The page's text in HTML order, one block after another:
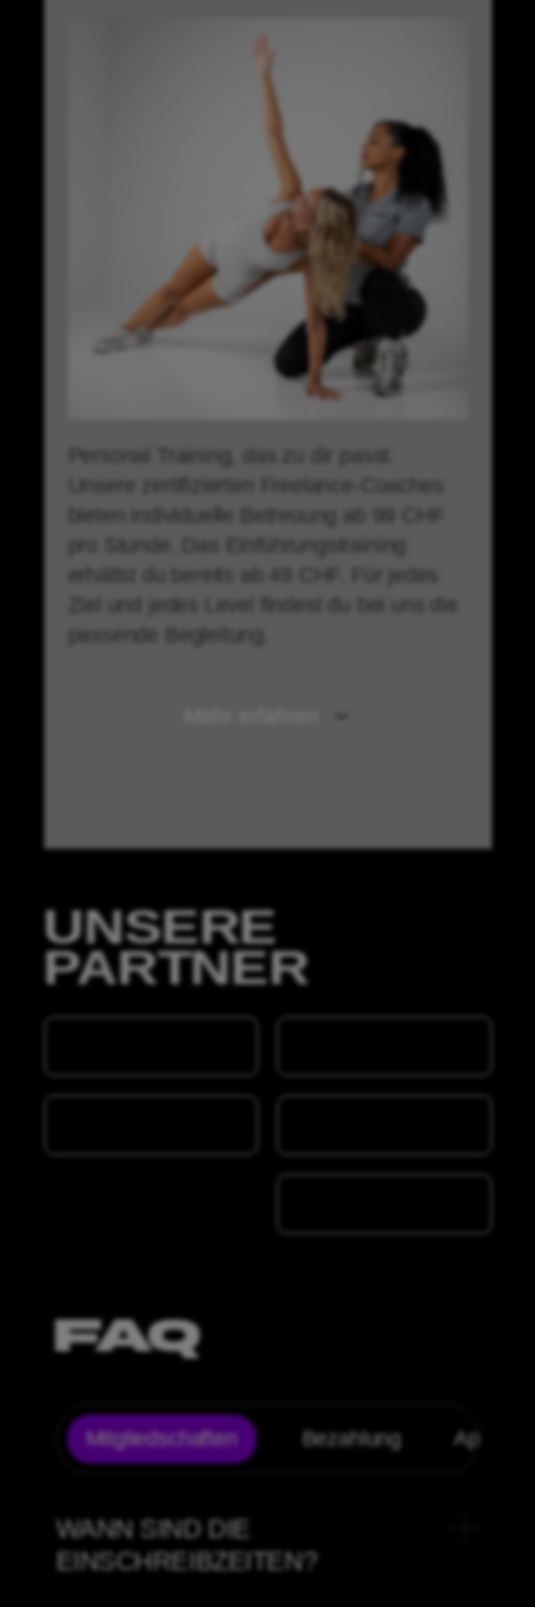
Personal Training, das zu dir passt.
Unsere zertifizierten Freelance-Coaches
bieten individuelle Betreuung ab 99 CHF
pro Stunde. Das Einführungstraining
erhältst du bereits ab 49 CHF. Für jedes
Ziel und jedes Level findest du bei uns die
passende Begleitung.
UNSERE
PARTNER
FAQ
Mitgliedschaften Bezahlung App
WANN SIND DIE
EINSCHREIBZEITEN?